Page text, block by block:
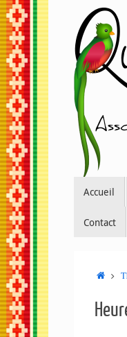
Passer
au
contenu
Accueil
Contact